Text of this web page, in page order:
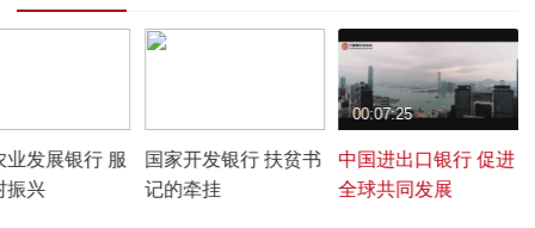
业发展银行 服
振兴
国家开发银行 扶贫书
记的牵挂
中国进出口银行 促进
全球共同发展
00:07:25